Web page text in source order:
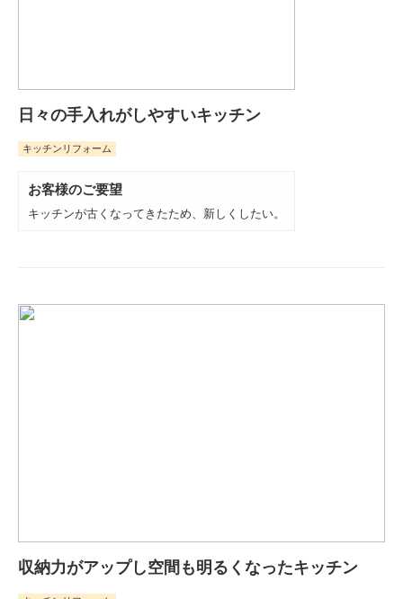
日々の手入れがしやすいキッチン
キッチンリフォーム
お客様のご要望
キッチンが古くなってきたため、新しくしたい。
収納力がアップし空間も明るくなったキッチン